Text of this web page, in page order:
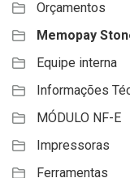
Orçamentos
Memopay
Equipe interna
Informações
MÓDULO NF-E
Impressoras
Ferramentas